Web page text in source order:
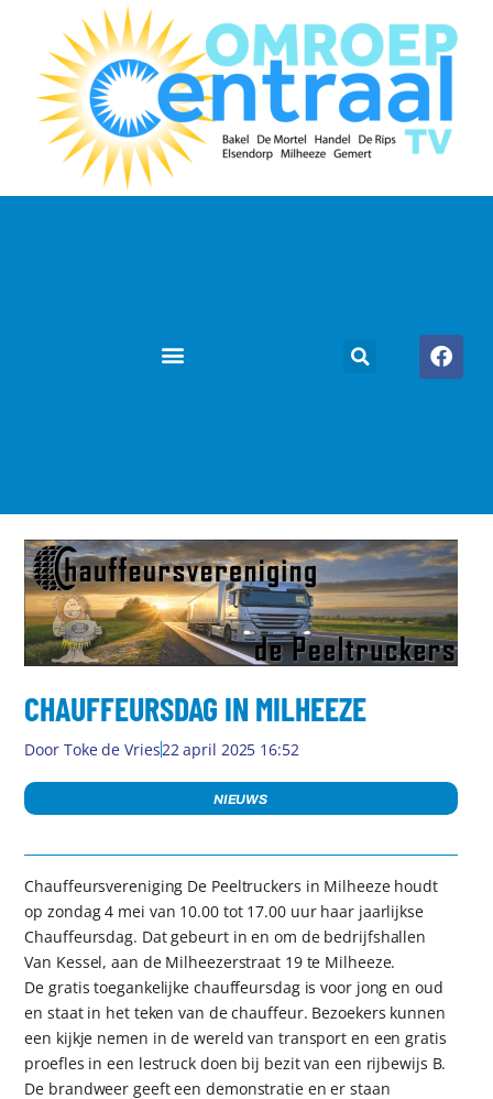
CHAUFFEURSDAG IN MILHEEZE
Door Toke de Vries22 april 2025 16:52
NIEUWS
Chauffeursvereniging De Peeltruckers in Milheeze houdt
op zondag 4 mei van 10.00 tot 17.00 uur haar jaarlijkse
Chauffeursdag. Dat gebeurt in en om de bedrijfshallen
Van Kessel, aan de Milheezerstraat 19 te Milheeze.
De gratis toegankelijke chauffeursdag is voor jong en oud
en staat in het teken van de chauffeur. Bezoekers kunnen
een kijkje nemen in de wereld van transport en een gratis
proefles in een lestruck doen bij bezit van een rijbewijs B.
De brandweer geeft een demonstratie en er staan